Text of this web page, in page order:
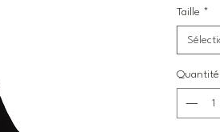
Taille *
Quantité